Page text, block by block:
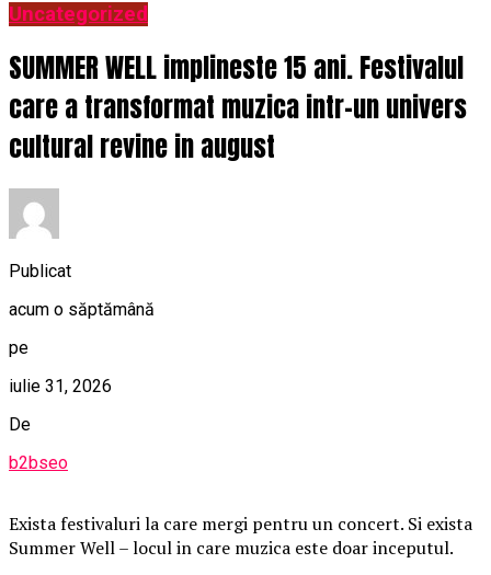
Uncategorized
SUMMER WELL implineste 15 ani. Festivalul
care a transformat muzica intr-un univers
cultural revine in august
Publicat
acum o săptămână
pe
iulie 31, 2026
De
b2bseo
Exista festivaluri la care mergi pentru un concert. Si exista
Summer Well – locul in care muzica este doar inceputul.